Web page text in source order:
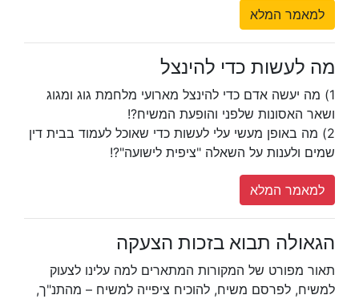
למאמר המלא
מה לעשות כדי להינצל
1) מה יעשה אדם כדי להינצל מארועי מלחמת גוג ומגוג
ושאר האסונות שלפני והופעת המשיח?!
2) מה באופן מעשי עלי לעשות כדי שאוכל לעמוד בבית דין
שמים ולענות על השאלה "ציפית לישועה"?!
למאמר המלא
הגאולה תבוא בזכות הצעקה
תאור מפורט של המקורות המתארים למה עלינו לצעוק
למשיח, לפרסם משיח, להוכיח ציפייה למשיח – מהתנ"ך,